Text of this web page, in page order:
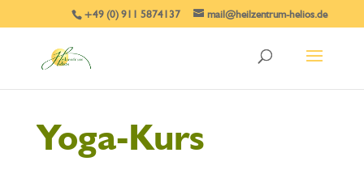
+49 (0) 911 5874137 mail@heilzentrum-helios.de
Yoga-Kurs